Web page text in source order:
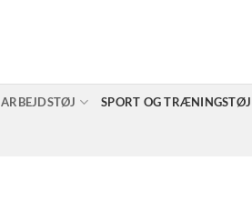
ARBEJDSTØJ SPORT OG TRÆNINGSTØJ